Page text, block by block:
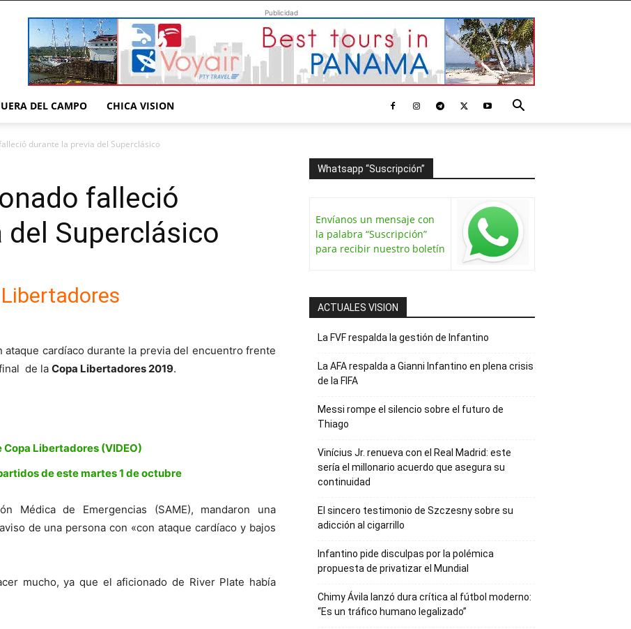
Publicidad
DEL CAMPO CHICA VISION
durante la previa del Superclásico
falleció
Superclásico
cardíaco durante la previa del encuentro frente
de la Copa Libertadores 2019.
Copa Libertadores (VIDEO)
de este martes 1 de octubre
Médica de Emergencias (SAME), mandaron una
de una persona con «con ataque cardíaco y bajos
mucho, ya que el aficionado de River Plate había
Whatsapp “Suscripción”
Envíanos un mensaje con
la palabra “Suscripción”
para recibir nuestro boletín
ACTUALES VISION
La FVF respalda la gestión de Infantino
La AFA respalda a Gianni Infantino en plena crisis
de la FIFA
Messi rompe el silencio sobre el futuro de
Thiago
Vinícius Jr. renueva con el Real Madrid: este
sería el millonario acuerdo que asegura su
continuidad
El sincero testimonio de Szczesny sobre su
adicción al cigarrillo
Infantino pide disculpas por la polémica
propuesta de privatizar el Mundial
Chimy Ávila lanzó dura crítica al fútbol moderno:
“Es un tráfico humano legalizado”